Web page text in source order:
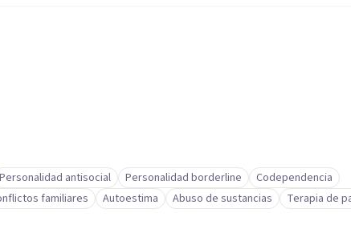
Personalidad antisocial Personalidad borderline
Codependencia
familiares Autoestima Abuso de sustancias Terapia de